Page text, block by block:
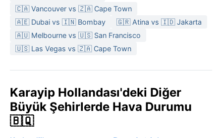
🇨🇦 Vancouver vs 🇿🇦 Cape Town
🇦🇪 Dubai vs 🇮🇳 Bombay
🇬🇷 Atina vs 🇮🇩 Jakarta
🇦🇺 Melbourne vs 🇺🇸 San Francisco
🇺🇸 Las Vegas vs 🇿🇦 Cape Town
Karayip Hollandası'deki Diğer
Büyük Şehirlerde Hava Durumu
🇧🇶